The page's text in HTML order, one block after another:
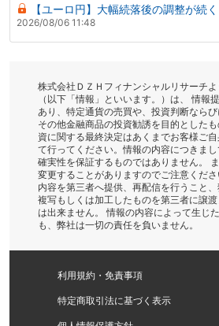
【ユーロ円】大幅続落後の調整が続
2026/08/06 11:48
株式会社ＤＺＨフィナンシャルリサーチ
（以下「情報」といいます。）は、 情報
あり、特定通貨の売買や、投資判断なら
その他金融商品の投資勧誘を目的とした
資に関する最終決定はあくまでお客様ご
て行ってください。情報の内容につきまし
確実性を保証するものではありません。
変更することがありますのでご注意くだ
内容を第三者へ提供、再配信を行うこと、
複写もしくは加工したものを第三者に譲
は出来ません。 情報の内容によって生じ
も、弊社は一切の責任を負いません。
利用規約・免責事項
特定商取引法に基づく表示